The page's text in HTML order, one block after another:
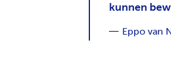
kunnen
Eppo van